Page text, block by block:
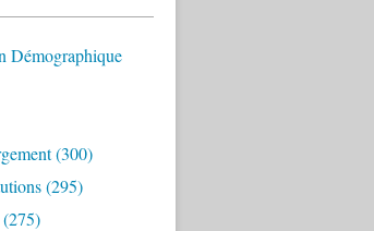
Démographique
(300)
(295)
(275)